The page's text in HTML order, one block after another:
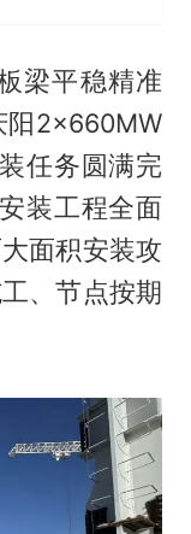
梁平稳精准
阳2×660MW
任务圆满完
装工程全面
面积安装攻
、节点按期